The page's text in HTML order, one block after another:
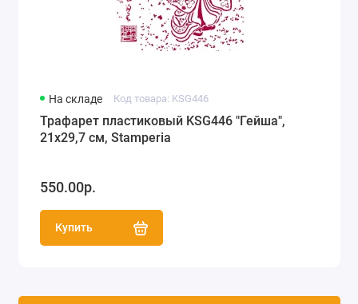
На складе Код товара: KSG446
Трафарет пластиковый KSG446 "Гейша",
21х29,7 см, Stamperia
550.00р.
Купить